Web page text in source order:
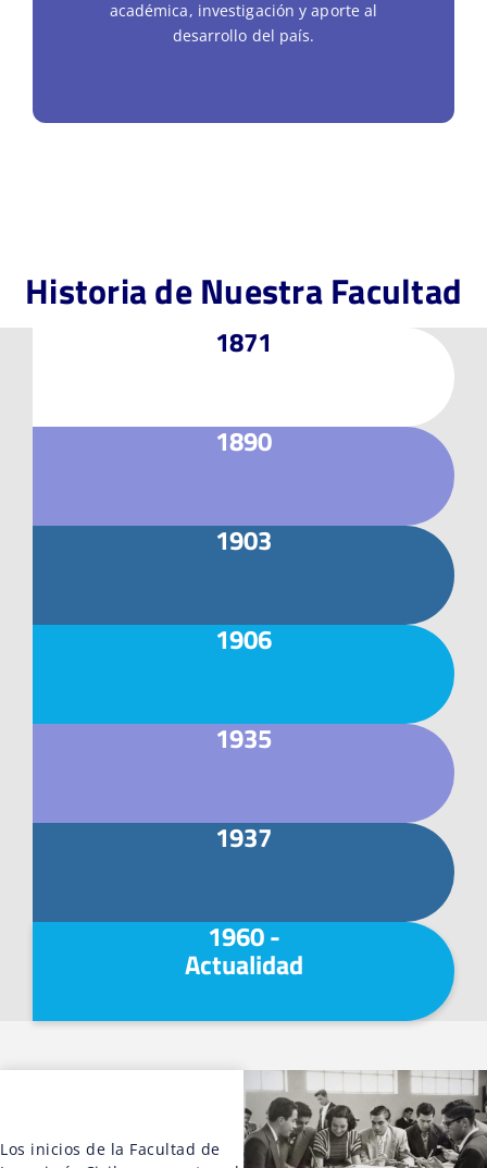
académica, investigación y aporte al
desarrollo del país.
Historia de Nuestra Facultad
1871
1890
1903
1906
1935
1937
1960 -
Actualidad
Los inicios de la Facultad de